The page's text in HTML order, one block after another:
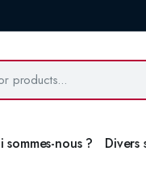
sommes-nous ? Divers